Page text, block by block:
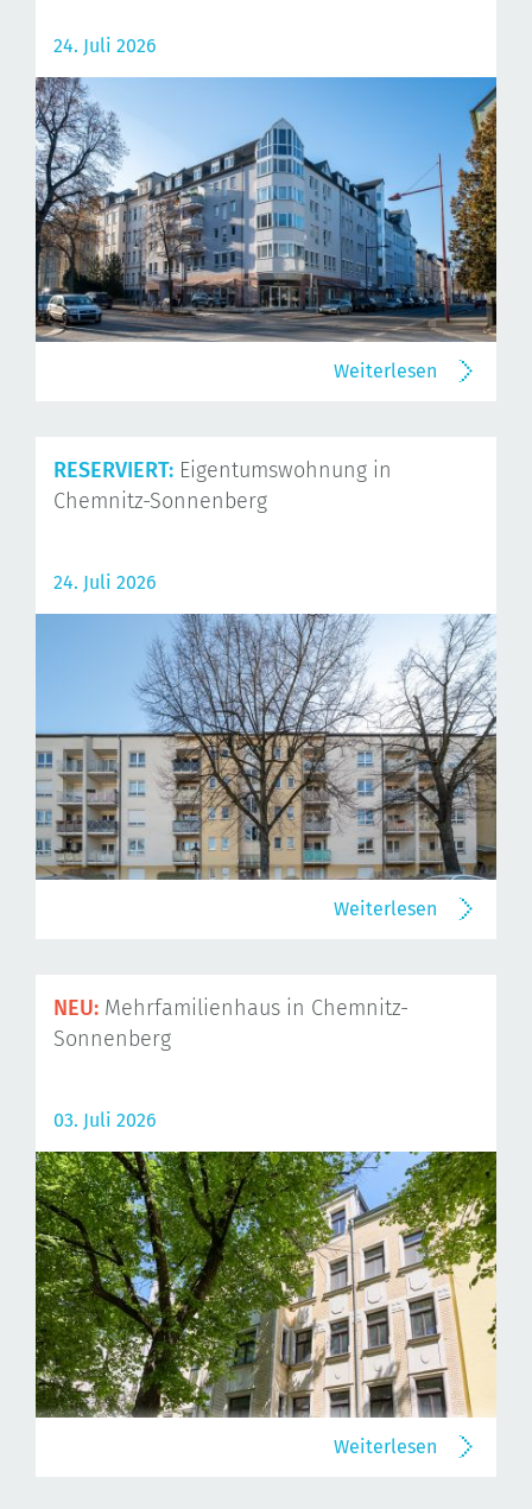
24. Juli 2026
Weiterlesen
RESERVIERT: Eigentumswohnung in
Chemnitz-Sonnenberg
24. Juli 2026
Weiterlesen
NEU: Mehrfamilienhaus in Chemnitz-
Sonnenberg
03. Juli 2026
Weiterlesen